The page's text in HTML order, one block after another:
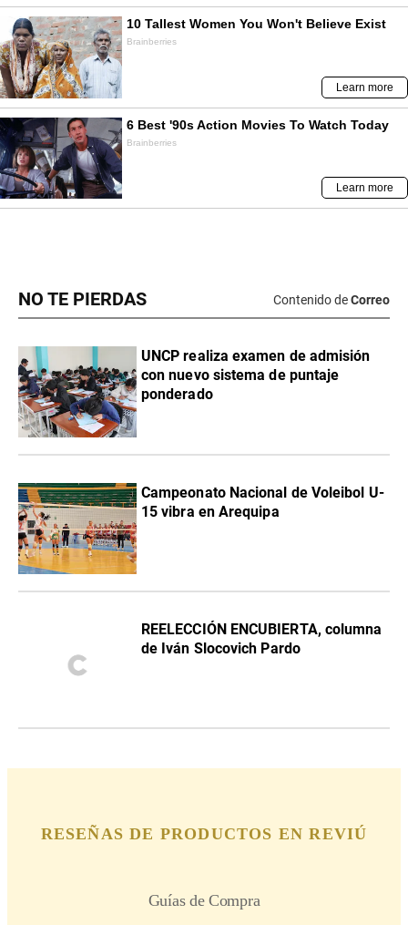
NO TE PIERDAS Contenido deCorreo
UNCP realiza examen de admisión
con nuevo sistema de puntaje
ponderado
Campeonato Nacional de Voleibol U-
15 vibra en Arequipa
REELECCIÓN ENCUBIERTA, columna
de Iván Slocovich Pardo